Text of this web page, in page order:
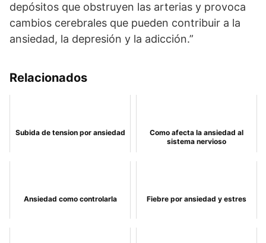
depósitos que obstruyen las arterias y provoca
cambios cerebrales que pueden contribuir a la
ansiedad, la depresión y la adicción.”
Relacionados
Subida de tension por ansiedad
Como afecta la ansiedad al
sistema nervioso
Ansiedad como controlarla Fiebre por ansiedad y estres